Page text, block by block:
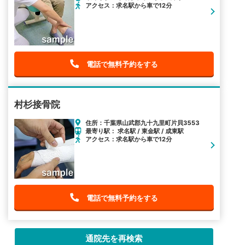
アクセス：求名駅から車で12分
電話で無料予約をする
村杉接骨院
住所：千葉県山武郡九十九里町片貝3553
最寄り駅： 求名駅 / 東金駅 / 成東駅
アクセス：求名駅から車で12分
電話で無料予約をする
通院先を再検索